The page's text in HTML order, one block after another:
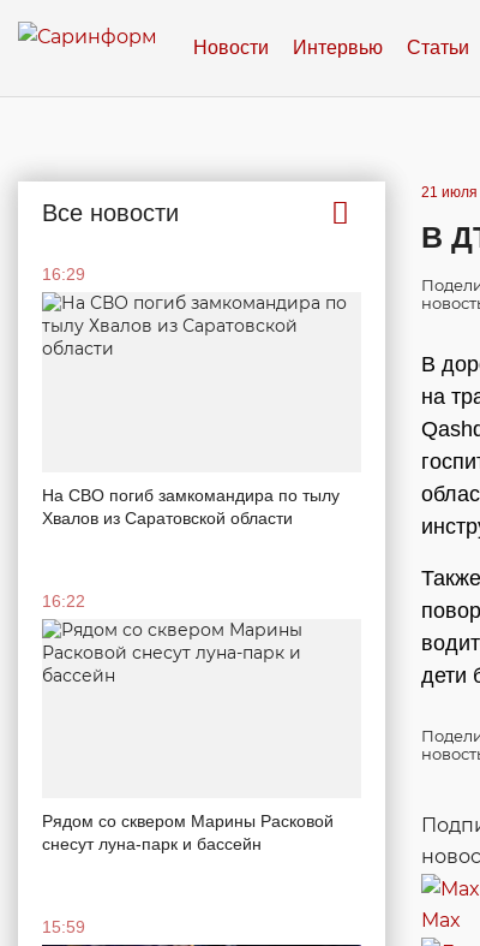
Новости Интервью Статьи
Все новости
16:29
На СВО погиб замкомандира по тылу
Хвалов из Саратовской области
16:22
Рядом со сквером Марины Расковой
снесут луна-парк и бассейн
15:59
21 июля
В
В
на
дети
Max